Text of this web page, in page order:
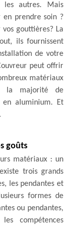
les autres. Mais
en prendre soin ?
gouttières? La
ils fournissent
de votre
peut offrir
matériaux
la majorité de
en aluminium. Et
goûts
matériaux : un
trois grands
les pendantes et
formes de
ou pendantes,
compétences